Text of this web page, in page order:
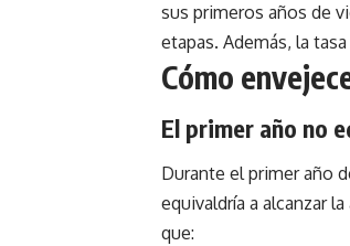
sus primeros años de
etapas. Además, la
Cómo
El primer año no
Durante el primer año
equivaldría a alcanzar
que: